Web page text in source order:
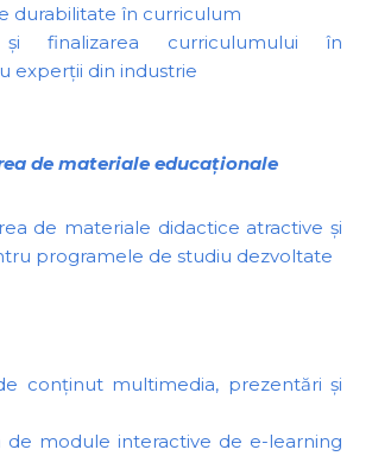
durabilitate în curriculum
și finalizarea curriculumului în
experții din industrie
de materiale educaționale
de materiale didactice atractive și
programele de studiu dezvoltate
conținut multimedia, prezentări și
de module interactive de e-learning